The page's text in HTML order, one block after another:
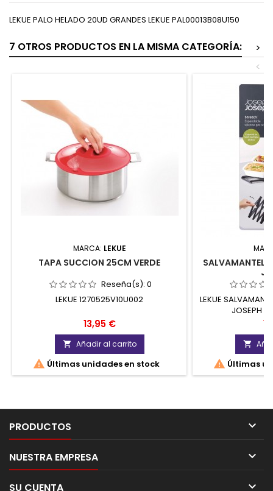
LEKUE PALO HELADO 20UD GRANDES LEKUE PAL00013B08U150
7 OTROS PRODUCTOS EN LA MISMA CATEGORÍA:
>
<
MARCA: LEKUE
TAPA SUCCION 25CM VERDE
Reseña(s): 0
LEKUE 1270525V10U002
Precio
13,95 €
 Añadir al carrito
 Últimas unidades en stock
LEKUE
JOSEPH

 Últimas
PRODUCTOS 
NUESTRA EMPRESA 
SU CUENTA 